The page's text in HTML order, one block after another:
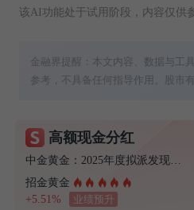
该AI功能处于试用阶段，内容仅供
金融界提醒：本文内容、数据与工
参考，不具备任何指导作用。股市
高额现金分红
招金黄金
+5.51%
业绩预升